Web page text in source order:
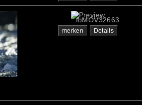
foMOV32663
merken Details